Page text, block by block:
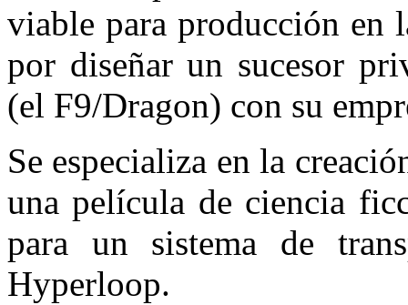
viable para producción en
por diseñar un sucesor
(el F9/Dragon) con su
Se especializa en la
una película de ciencia
para un sistema de
Hyperloop.